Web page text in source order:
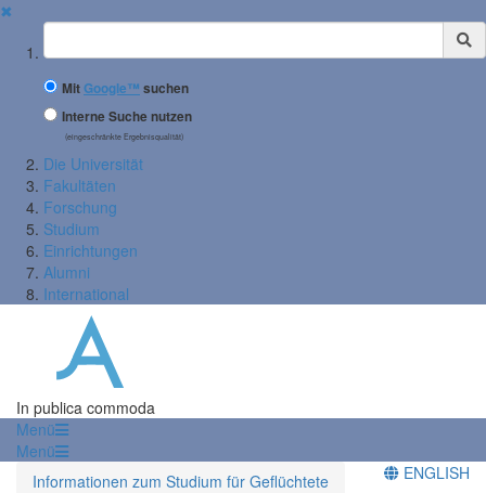
✖
Suchbegriff
MitGoogle™ suchen
Interne Suche nutzen
(eingeschränkte Ergebnisqualität)
Die Universität
Fakultäten
Forschung
Studium
Einrichtungen
Alumni
International
In publica commoda
Menü
Menü
Informationen zum Studium für Geflüchtete
ENGLISH